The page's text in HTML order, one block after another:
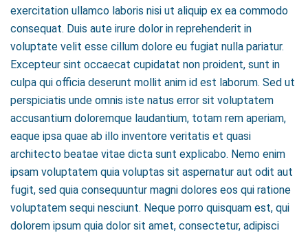
exercitation ullamco laboris nisi ut aliquip ex ea commodo
consequat. Duis aute irure dolor in reprehenderit in
voluptate velit esse cillum dolore eu fugiat nulla pariatur.
Excepteur sint occaecat cupidatat non proident, sunt in
culpa qui officia deserunt mollit anim id est laborum. Sed ut
perspiciatis unde omnis iste natus error sit voluptatem
accusantium doloremque laudantium, totam rem aperiam,
eaque ipsa quae ab illo inventore veritatis et quasi
architecto beatae vitae dicta sunt explicabo. Nemo enim
ipsam voluptatem quia voluptas sit aspernatur aut odit aut
fugit, sed quia consequuntur magni dolores eos qui ratione
voluptatem sequi nesciunt. Neque porro quisquam est, qui
dolorem ipsum quia dolor sit amet, consectetur, adipisci